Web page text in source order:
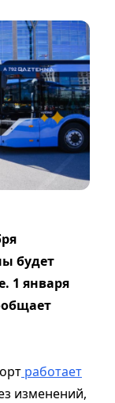
будет
1 января
работает
изменений,